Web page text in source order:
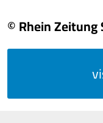
© Rhein Zeitung